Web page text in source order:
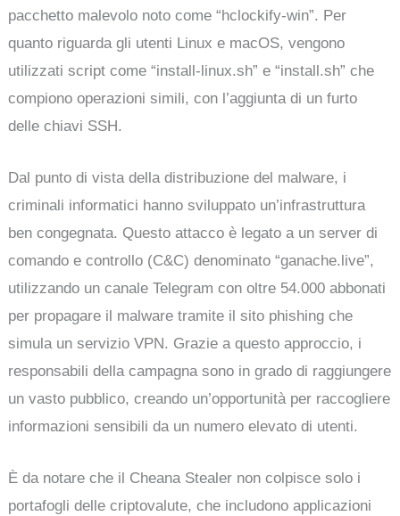
pacchetto malevolo noto come “hclockify-win”. Per
quanto riguarda gli utenti Linux e macOS, vengono
utilizzati script come “install-linux.sh” e “install.sh” che
compiono operazioni simili, con l’aggiunta di un furto
delle chiavi SSH.
Dal punto di vista della distribuzione del malware, i
criminali informatici hanno sviluppato un’infrastruttura
ben congegnata. Questo attacco è legato a un server di
comando e controllo (C&C) denominato “ganache.live”,
utilizzando un canale Telegram con oltre 54.000 abbonati
per propagare il malware tramite il sito phishing che
simula un servizio VPN. Grazie a questo approccio, i
responsabili della campagna sono in grado di raggiungere
un vasto pubblico, creando un’opportunità per raccogliere
informazioni sensibili da un numero elevato di utenti.
È da notare che il Cheana Stealer non colpisce solo i
portafogli delle criptovalute, che includono applicazioni